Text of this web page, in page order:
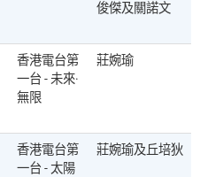
俊傑及關諾文
香港電台第
一台 - 未來·
無限
莊婉瑜
香港電台第
一台 - 太陽
莊婉瑜及丘培狄